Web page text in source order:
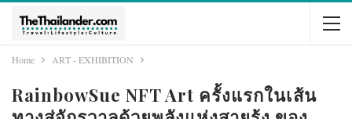
Home ART - EXHIBITION
RainbowSue NFT Art ครั้งแรกในเส้น